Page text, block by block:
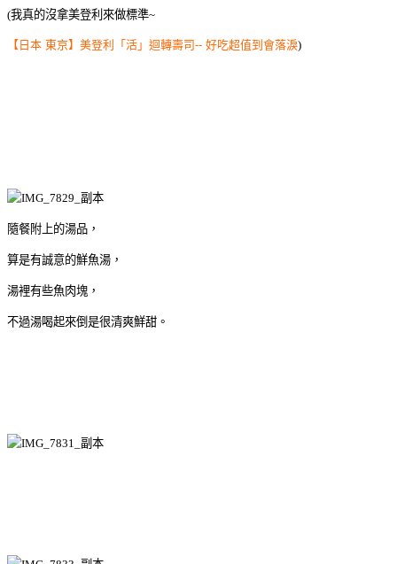
(我真的沒拿美登利來做標準~
【日本 東京】美登利「活」迴轉壽司-- 好吃超值到會落淚)
隨餐附上的湯品，
算是有誠意的鮮魚湯，
湯裡有些魚肉塊，
不過湯喝起來倒是很清爽鮮甜。